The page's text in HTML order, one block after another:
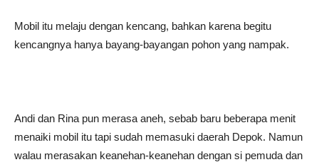
Mobil itu melaju dengan kencang, bahkan karena begitu
kencangnya hanya bayang-bayangan pohon yang nampak.
Andi dan Rina pun merasa aneh, sebab baru beberapa menit
menaiki mobil itu tapi sudah memasuki daerah Depok. Namun
walau merasakan keanehan-keanehan dengan si pemuda dan